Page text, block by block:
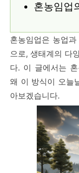
혼농임업
혼농임업은 농업
으로, 생태계의 다
다. 이 글에서는
왜 이 방식이 오늘
아보겠습니다.